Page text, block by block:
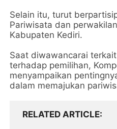
Selain itu, turut
Pariwisata dan
Kabupaten Kediri.
Saat diwawancarai
terhadap pemilihan,
menyampaikan
dalam memajukan
RELATED ARTICLE